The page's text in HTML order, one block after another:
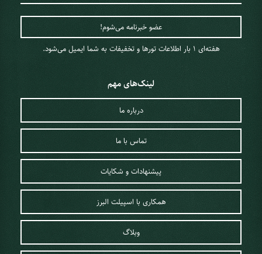
هفته‌ای 1 ‌بار اطلاعات تورها و تخفیفات به شما ایمیل می‌شود.
لینک‌های مهم
درباره ما
تماس با ما
پیشنهادات و شکایات
همکاری با اسپیلت البرز
وبلاگ